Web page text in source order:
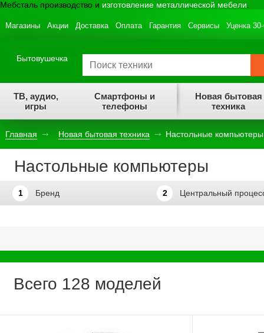
Мебсталь производство и изготовление металлической мебели
Магазины Акции Доставка Оплата Гарантия Сервисы Уценка
Бытовушечка
ТВ, аудио,
игры
Смартфоны и
телефоны
Новая бытовая
техника
Главная Новая бытовая техника Настольные компьютеры
Настольные компьютеры
1 Бренд 2 Центральный
Всего 128 моделей